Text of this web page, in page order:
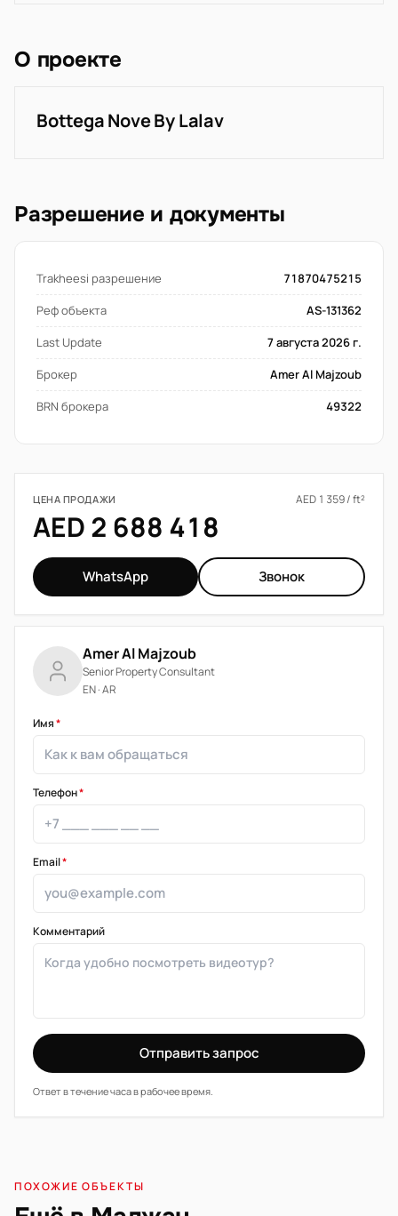
О проекте
Bottega Nove By Lalav
Разрешение и документы
Trakheesi разрешение
71870475215
Реф объекта
AS-131362
Last Update
7 августа 2026 г.
Брокер
Amer Al Majzoub
BRN брокера
49322
ЦЕНА ПРОДАЖИ AED 1 359 / ft²
AED 2 688 418
WhatsApp Звонок
Amer Al Majzoub
Senior Property Consultant
EN · AR
Имя*
Телефон*
Email*
Комментарий
Отправить запрос
Ответ в течение часа в рабочее время.
ПОХОЖИЕ ОБЪЕКТЫ